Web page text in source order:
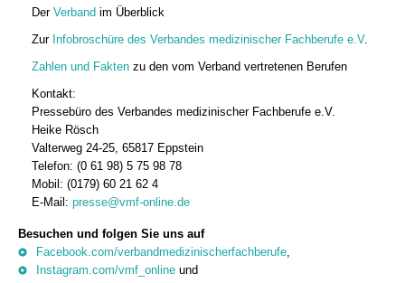
Der Verband im Überblick
Zur Infobroschüre des Verbandes medizinischer Fachberufe e.V.
Zahlen und Fakten zu den vom Verband vertretenen Berufen
Kontakt:
Pressebüro des Verbandes medizinischer Fachberufe e.V.
Heike Rösch
Valterweg 24-25, 65817 Eppstein
Telefon: (0 61 98) 5 75 98 78
Mobil: (0179) 60 21 62 4
E-Mail: presse@vmf-online.de
Besuchen und folgen Sie uns auf
Facebook.com/verbandmedizinischerfachberufe,
Instagram.com/vmf_online und